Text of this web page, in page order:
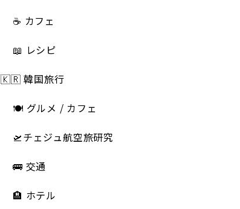
☕️ カフェ
📖 レシピ
🇰🇷 韓国旅行
🍽 グルメ / カフェ
🛫チェジュ航空旅研究
🚌 交通
🏨 ホテル